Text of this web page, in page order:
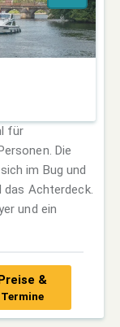
für
Die
im Bug und
das Achterdeck.
und ein
&
Termine